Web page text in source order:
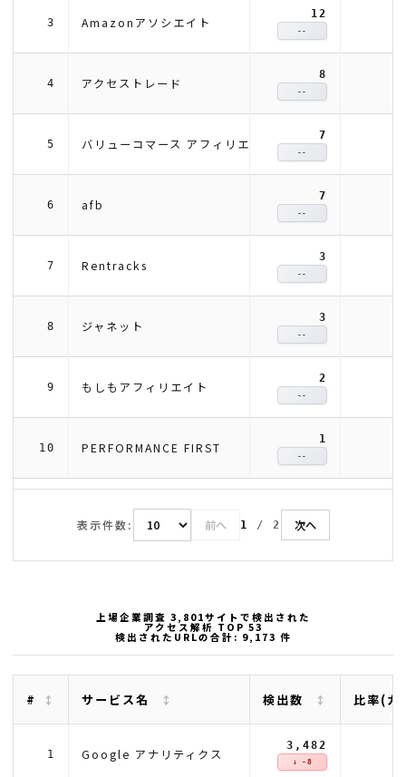
3 Amazonアソシエイト
12
--
4 アクセストレード
8
--
5 バリューコマース アフィリエイト
7
--
6 afb
7
--
7 Rentracks
3
--
8 ジャネット
3
--
9 もしもアフィリエイト
2
--
10 PERFORMANCE FIRST
1
--
表示件数: 前へ 1 / 2 次へ
上場企業調査 3,801サイトで検出された
アクセス解析 TOP 53
検出されたURLの合計: 9,173 件
# サービス名 検出数 比率(
1 Google アナリティクス
3,482
↓ -8